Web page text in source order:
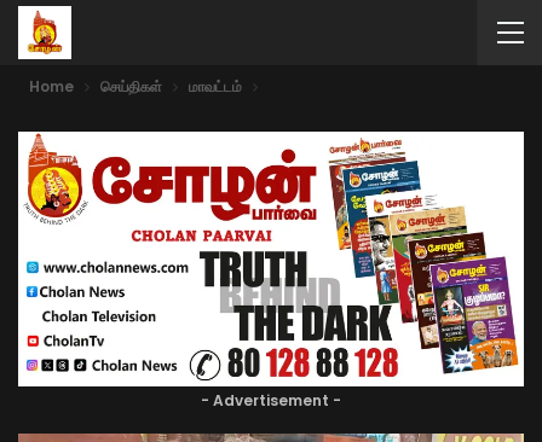
Home செய்திகள் மாவட்டம்
- Advertisement -